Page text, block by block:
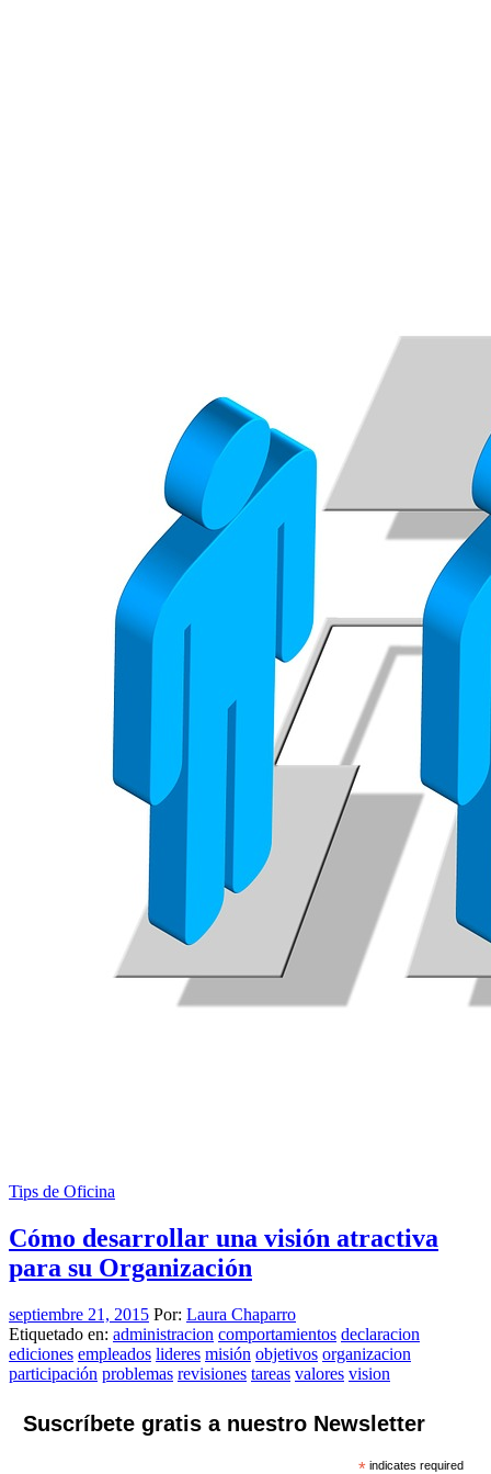
Tips de Oficina
Cómo desarrollar una visión atractiva
para su Organización
septiembre 21, 2015 Por: Laura Chaparro
Etiquetado en: administracion comportamientos declaracion
ediciones empleados lideres misión objetivos organizacion
participación problemas revisiones tareas valores vision
Suscríbete gratis a nuestro Newsletter
* indicates required